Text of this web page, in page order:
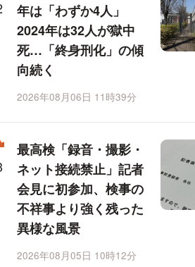
年は「わずか4人」
2024年は32人が獄中
死…「終身刑化」の傾
向続く
2026年08月06日 11時39分
最高検「録音・撮影・
ネット接続禁止」記者
会見に初参加、検事の
不祥事より強く残った
異様な風景
2026年08月05日 10時12分